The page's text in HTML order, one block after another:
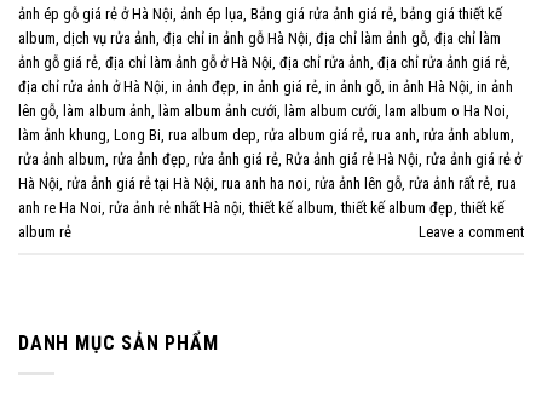
DANH MỤC SẢN PHẨM
ảnh ép gỗ giá rẻ ở Hà Nội ảnh ép lụa Bảng giá rửa ảnh giá rẻ bảng giá thiết kế
album dịch vụ rửa ảnh địa chỉ in ảnh gỗ Hà Nội địa chỉ làm ảnh gỗ địa chỉ làm
ảnh gỗ giá rẻ địa chỉ làm ảnh gỗ ở Hà Nội địa chỉ rửa ảnh địa chỉ rửa ảnh giá rẻ
địa chỉ rửa ảnh ở Hà Nội in ảnh đẹp in ảnh giá rẻ in ảnh gỗ in ảnh Hà Nội in ảnh
lên gỗ làm album ảnh làm album ảnh cưới làm album cưới lam album o Ha Noi
làm ảnh khung Long Bi rua album dep rửa album giá rẻ rua anh rửa ảnh ablum
rửa ảnh album rửa ảnh đẹp rửa ảnh giá rẻ Rửa ảnh giá rẻ Hà Nội rửa ảnh giá rẻ ở
Hà Nội rửa ảnh giá rẻ tại Hà Nội rua anh ha noi rửa ảnh lên gỗ rửa ảnh rất rẻ rua
anh re Ha Noi rửa ảnh rẻ nhất Hà nội ,thiết kế album ,thiết kế album đẹp ,thiết kế
album rẻ
Leave a comment